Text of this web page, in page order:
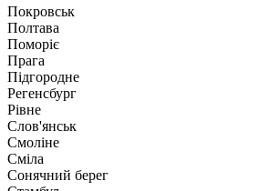
Покровськ
Полтава
Поморіє
Прага
Підгородне
Регенсбург
Рівне
Слов'янськ
Смоліне
Сміла
Сонячний берег